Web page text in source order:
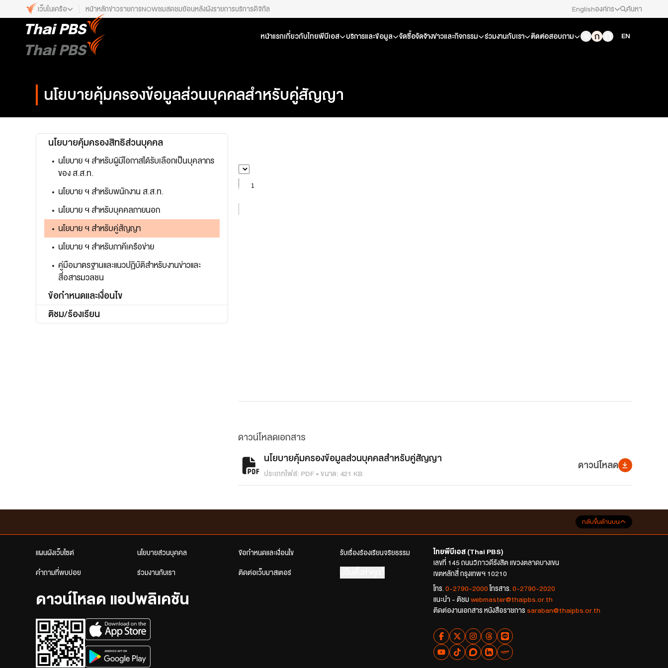
เว็บในเครือ
เว็บไซต์ในเครือ
ALTV
The Active
เรื่องราวดี ๆ สำหรับครอบครัว
Thai PBS Podcast
View The World via The Voice
We Bring Thailand to The World
เว็บไซต์บริการ
เพราะพลังการสื่อสารอยู่ในมือคุณ
Locals
นิเวศสื่อสาธารณะท้องถิ่นคุณภาพ
Policy Watch
หน้าหลักข่าวรายการNOWชมสดชมย้อนหลังผังรายการบริการดิจิทัล Englishองค์กร
สมัครงาน/ฝึกงาน
สภาผู้ชมและผู้ฟังรายการ
ค้นหา
หน้าแรกเกี่ยวกับไทยพีบีเอส บริการและข้อมูล จัดซื้อจัดจ้างข่าวและกิจกรรม ร่วมงานกับเรา ติดต่อสอบถาม EN
นโยบายคุ้มครองข้อมูลส่วนบุคคลสำหรับคู่สัญญา
นโยบายคุ้มครองสิทธิส่วนบุคคล
นโยบาย ฯ สำหรับผู้มีโอกาสได้รับเลือกเป็นบุคลากร
ของ ส.ส.ท.
นโยบาย ฯ สำหรับพนักงาน ส.ส.ท.
นโยบาย ฯ สำหรับบุคคลภายนอก
นโยบาย ฯ สำหรับคู่สัญญา
นโยบาย ฯ สำหรับภาคีเครือข่าย
คู่มือมาตรฐานและแนวปฏิบัติสำหรับงานข่าวและ
สื่อสารมวลชน
ข้อกำหนดและเงื่อนไข
ติชม/ร้องเรียน
ดาวน์โหลดเอกสาร
นโยบายคุ้มครองข้อมูลส่วนบุคคลสำหรับคู่สัญญา
ประเภทไฟล์: PDF • ขนาด: 421 KB
ดาวน์โหลด
กลับขึ้นด้านบน
แผนผังเว็บไซต์ นโยบายส่วนบุคคล ข้อกำหนดและเงื่อนไข รับเรื่องร้องเรียนจริยธรรม
คำถามที่พบบ่อย ร่วมงานกับเรา ติดต่อเว็บมาสเตอร์
ดาวน์โหลด แอปพลิเคชัน
ไทยพีบีเอส (Thai PBS)
เลขที่ 145 ถนนวิภาวดีรังสิต แขวงตลาดบางเขน
เขตหลักสี่ กรุงเทพฯ 10210
โทร. 0-2790-2000 โทรสาร. 0-2790-2020
แนะนำ - ติชม webmaster@thaipbs.or.th
ติดต่องานเอกสาร หนังสือราชการ saraban@thaipbs.or.th